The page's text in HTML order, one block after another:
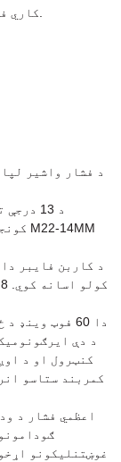
کولی شي 60ft (18m) ته ورسیږي. 400bar کاري فشار نلی.
د فشار واشیر
د 13
د کاربن فایبر
دا 60 فوټ
د دې
کنټرول او د
کمربند ستاسو
غوښتنلیکونو